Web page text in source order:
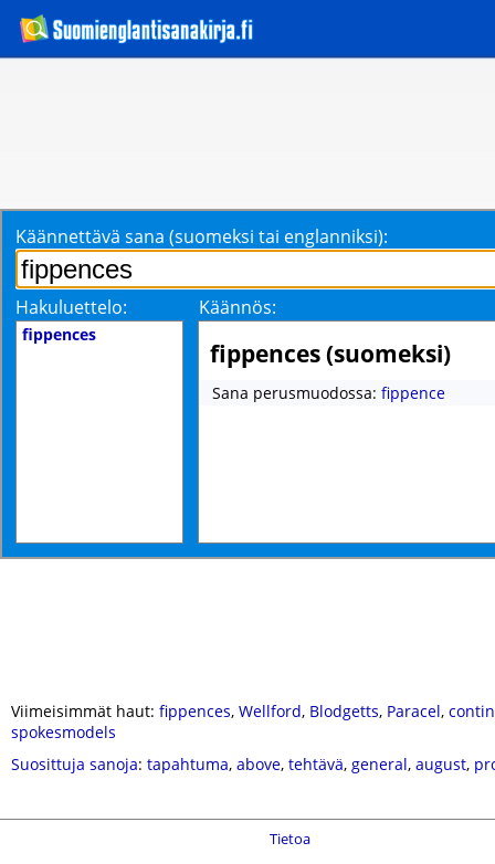
Käännettävä sana (suomeksi tai englanniksi):
Hakuluettelo: Käännös:
fippences
fippences (suomeksi)
Sana perusmuodossa: fippence
Viimeisimmät haut: fippences, Wellford, Blodgetts, Paracel,
spokesmodels
Suosittuja sanoja: tapahtuma, above, tehtävä, general, august,
Tietoa